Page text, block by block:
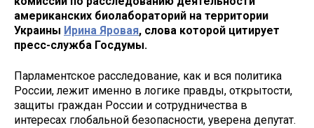
американских биолабораторий на территории
Украины Ирина Яровая, слова которой цитирует
пресс-служба Госдумы.
Парламентское расследование, как и вся политика
России, лежит именно в логике правды, открытости,
защиты граждан России и сотрудничества в
интересах глобальной безопасности, уверена депутат.